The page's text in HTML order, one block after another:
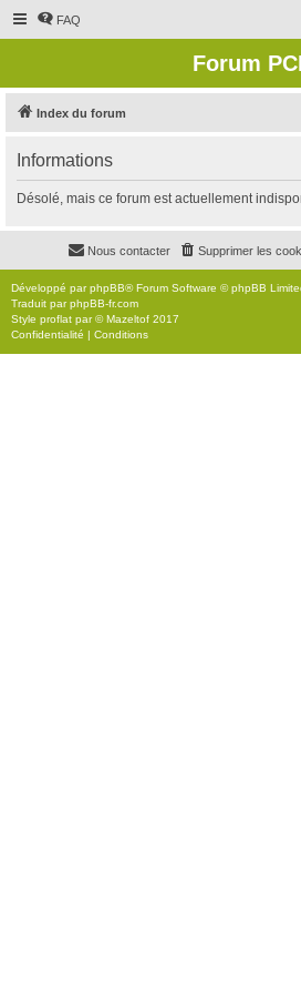
FAQ
Forum
Index du forum
Informations
Désolé, mais ce forum est actuellement
Supprimer les
Nous contacter
Développé parphpBB® Forum Software © phpBB
Traduit parphpBB-fr.com
Style proflat par ©Mazeltof 2017
Confidentialité | Conditions